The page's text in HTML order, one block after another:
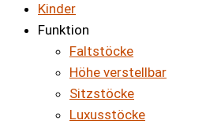
Kinder
Funktion
Faltstöcke
Höhe verstellbar
Sitzstöcke
Luxusstöcke